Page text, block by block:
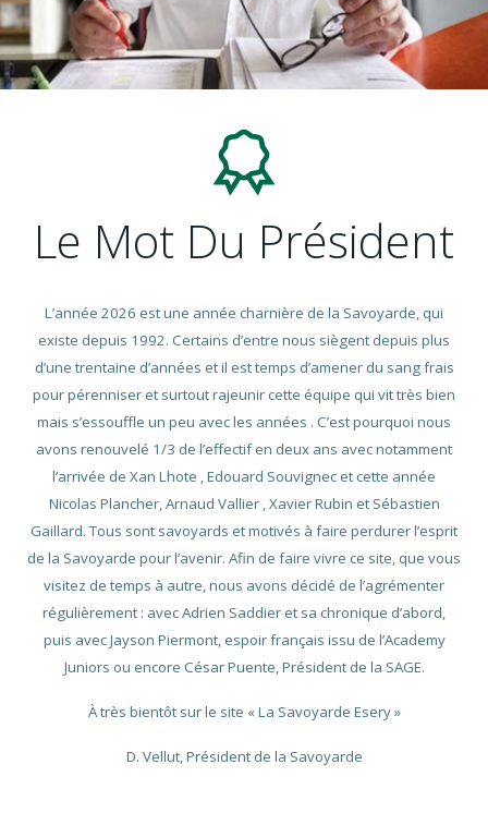
Le Mot Du Président
L’année 2026 est une année charnière de la Savoyarde, qui
existe depuis 1992. Certains d’entre nous siègent depuis plus
d’une trentaine d’années et il est temps d’amener du sang frais
pour pérenniser et surtout rajeunir cette équipe qui vit très bien
mais s’essouffle un peu avec les années . C’est pourquoi nous
avons renouvelé 1/3 de l’effectif en deux ans avec notamment
l’arrivée de Xan Lhote , Edouard Souvignec et cette année
Nicolas Plancher, Arnaud Vallier , Xavier Rubin et Sébastien
Gaillard. Tous sont savoyards et motivés à faire perdurer l’esprit
de la Savoyarde pour l’avenir. Afin de faire vivre ce site, que vous
visitez de temps à autre, nous avons décidé de l’agrémenter
régulièrement : avec Adrien Saddier et sa chronique d’abord,
puis avec Jayson Piermont, espoir français issu de l’Academy
Juniors ou encore César Puente, Président de la SAGE.
À très bientôt sur le site « La Savoyarde Esery »
D. Vellut, Président de la Savoyarde